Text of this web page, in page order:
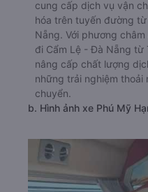
cung cấp dịch vụ vận
hóa trên tuyến đường
Nẵng. Với phương
đi Cẩm Lệ - Đà Nẵng từ
nâng cấp chất lượng
những trải nghiệm thoải
chuyển.
b. Hình ảnh xe Phú Mỹ